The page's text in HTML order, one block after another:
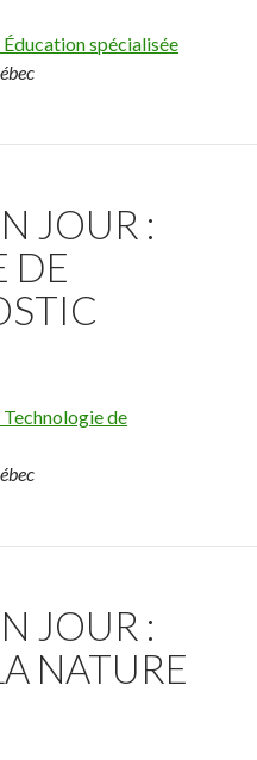
spécialisée
JOUR :
DE
de
JOUR :
NATURE